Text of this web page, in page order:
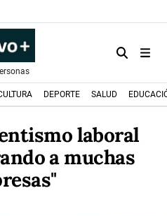
DEPORTE SALUD
laboral
a muchas